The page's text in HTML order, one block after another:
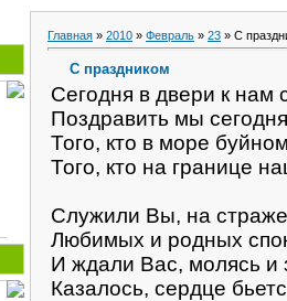
Главная » 2010 » Февраль » 23 » С
С праздником
Сегодня в двери к нам
Поздравить мы
Того, кто в море
Того, кто на границе
Служили Вы, на
Любимых и родных
И ждали Вас, молясь и
Казалось, сердце